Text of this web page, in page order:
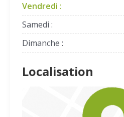
Vendredi :
Samedi :
Dimanche :
Localisation